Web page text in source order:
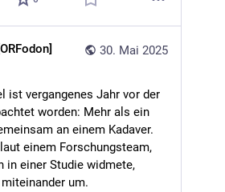
30. Mai 2025
ist vergangenes Jahr vor der
worden: Mehr als ein
an einem Kadaver.
einem Forschungsteam,
in einer Studie widmete,
um.